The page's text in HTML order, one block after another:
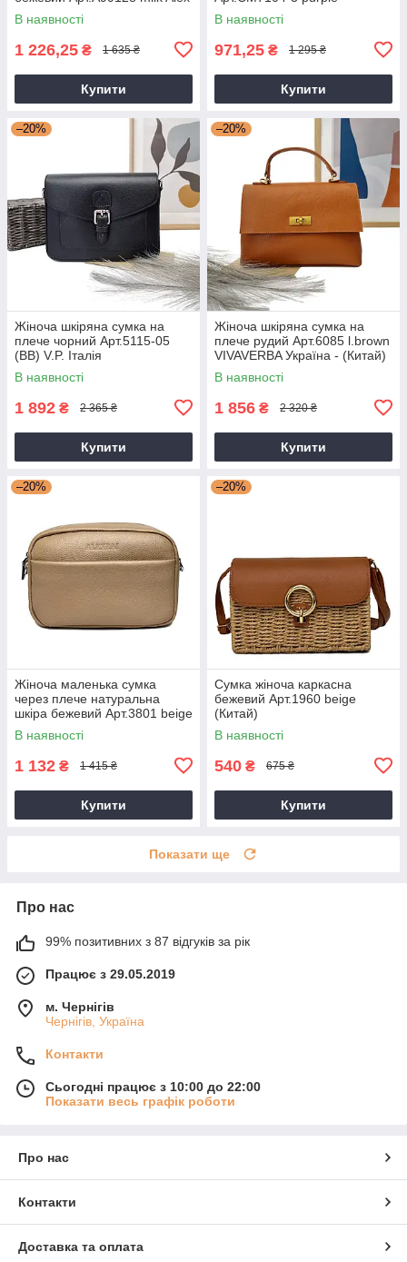
Rai (Китай)
В наявності
1 226,25 ₴ 1 635 ₴
Купити
DavidJones Франція
В наявності
971,25 ₴ 1 295 ₴
Купити
–20%
Жіноча шкіряна сумка на
плече чорний Арт.5115-05
(BB) V.P. Італія
В наявності
1 892 ₴ 2 365 ₴
Купити
–20%
Жіноча шкіряна сумка на
плече рудий Арт.6085 l.brown
VIVAVERBA Україна - (Китай)
В наявності
1 856 ₴ 2 320 ₴
Купити
–20%
Жіноча маленька сумка
через плече натуральна
шкіра бежевий Арт.3801 beige
Alex Rai (Китай)
В наявності
1 132 ₴ 1 415 ₴
Купити
–20%
Сумка жіноча каркасна
бежевий Арт.1960 beige
(Китай)
В наявності
540 ₴ 675 ₴
Купити
Показати ще
Про нас
99% позитивних з 87 відгуків за рік
Працює з 29.05.2019
м. Чернігів
Чернігів, Україна
Контакти
Сьогодні працює з 10:00 до 22:00
Показати весь графік роботи
Про нас
Контакти
Доставка та оплата